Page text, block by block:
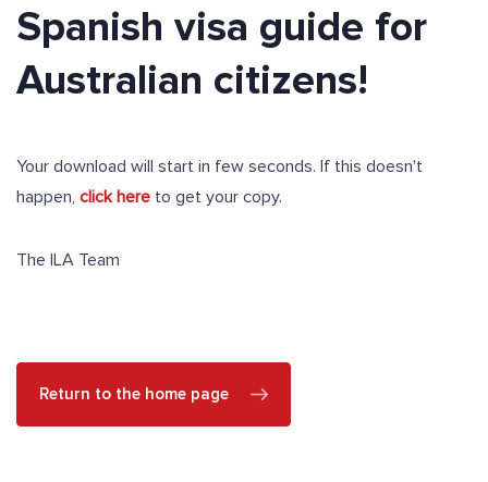
Spanish visa guide for
Australian citizens!
Your download will start in few seconds. If this doesn't
happen, click here to get your copy.
The ILA Team
Return to the home page